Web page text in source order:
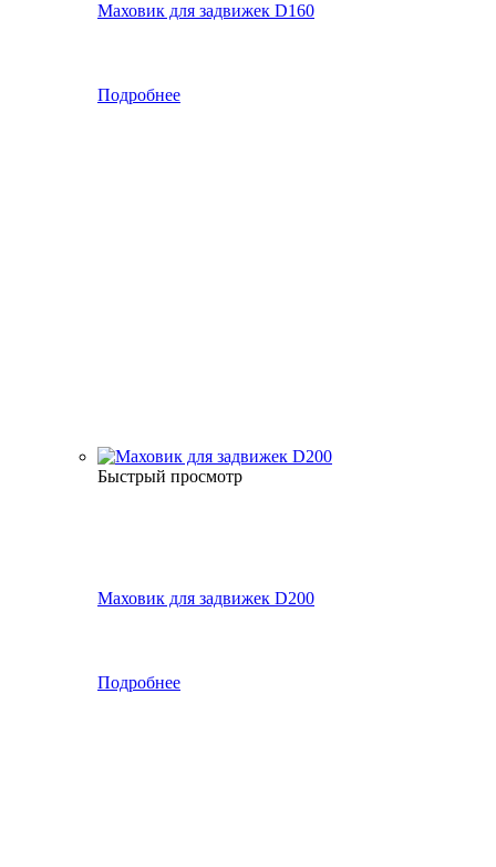
Маховик для задвижек D160
Подробнее
Быстрый просмотр
Маховик для задвижек D200
Подробнее